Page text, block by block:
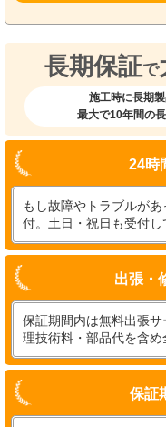
長期保証で
施工時に長期
最大で10年間の
24時
もし故障やトラブルが
付。土日・祝日も受付し
出張・
保証期間内は無料出張
理技術料・部品代を含め
保証